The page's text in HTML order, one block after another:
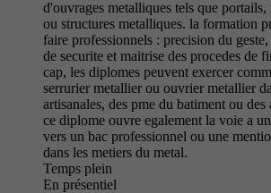
d'ouvrages metalliques tels que portails,
ou structures metalliques. la formation
faire professionnels : precision du
de securite et maitrise des procedes de
cap, les diplomes peuvent exercer
serrurier metallier ou ouvrier metallier
artisanales, des pme du batiment ou des
ce diplome ouvre egalement la voie a
vers un bac professionnel ou une
dans les metiers du metal.
Temps plein
En présentiel